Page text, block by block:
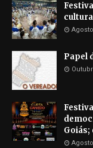
Papel